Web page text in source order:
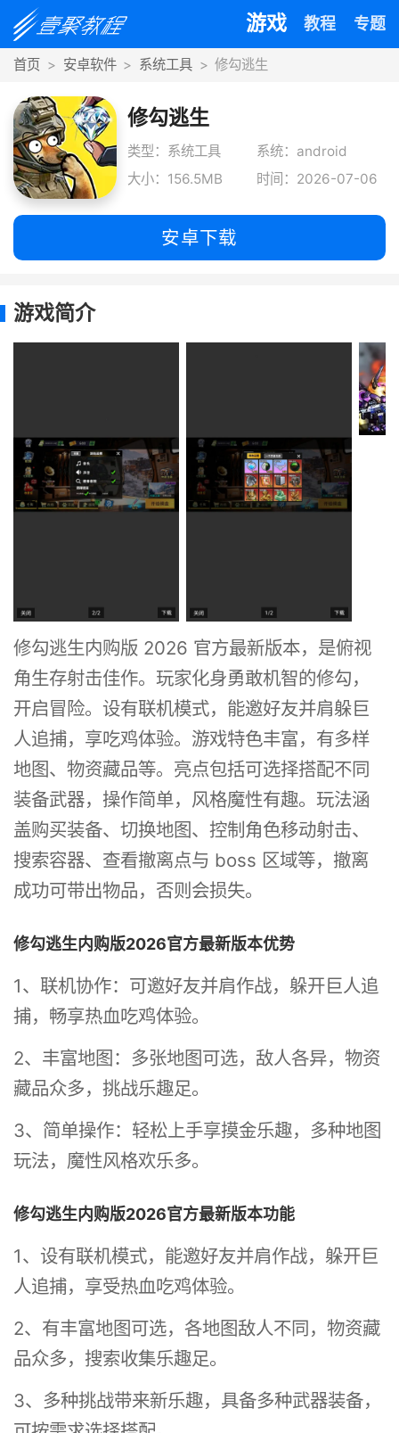
游戏 教程 专题
首页 安卓软件 系统工具 修勾逃生
修勾逃生
类型：系统工具
系统：android
大小：156.5MB
时间：2026-07-06
安卓下载
游戏简介
修勾逃生内购版 2026 官方最新版本，是俯视
角生存射击佳作。玩家化身勇敢机智的修勾，
开启冒险。设有联机模式，能邀好友并肩躲巨
人追捕，享吃鸡体验。游戏特色丰富，有多样
地图、物资藏品等。亮点包括可选择搭配不同
装备武器，操作简单，风格魔性有趣。玩法涵
盖购买装备、切换地图、控制角色移动射击、
搜索容器、查看撤离点与 boss 区域等，撤离
成功可带出物品，否则会损失。
修勾逃生内购版2026官方最新版本优势
1、联机协作：可邀好友并肩作战，躲开巨人追
捕，畅享热血吃鸡体验。
2、丰富地图：多张地图可选，敌人各异，物资
藏品众多，挑战乐趣足。
3、简单操作：轻松上手享摸金乐趣，多种地图
玩法，魔性风格欢乐多。
修勾逃生内购版2026官方最新版本功能
1、设有联机模式，能邀好友并肩作战，躲开巨
人追捕，享受热血吃鸡体验。
2、有丰富地图可选，各地图敌人不同，物资藏
品众多，搜索收集乐趣足。
3、多种挑战带来新乐趣，具备多种武器装备，